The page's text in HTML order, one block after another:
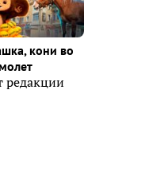
кони во
редакции